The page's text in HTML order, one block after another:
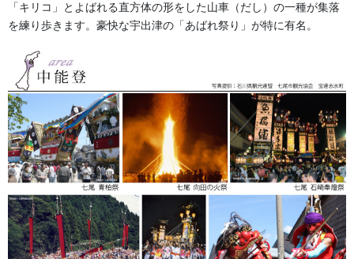
団体名を入れる事が出来ます。
なラインナップからお選びいただけます。
「キリコ」とよばれる直方体の形をした山車（だし）の一種が集落
を練り歩きます。豪快な宇出津の「あばれ祭り」が特に有名。